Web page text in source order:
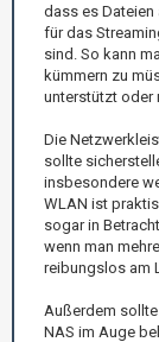
dass es
für das
sind. So kann
kümmern zu
unterstützt oder
Die
sollte
insbesondere
WLAN ist
sogar in
wenn man
reibungslos am
Außerdem
NAS im Auge